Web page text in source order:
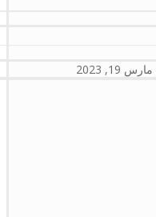
مارس 19, 2023